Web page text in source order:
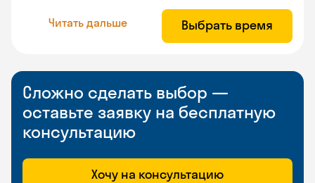
Читать дальше Выбрать время
Сложно сделать выбор —
оставьте заявку на бесплатную
консультацию
Хочу на консультацию